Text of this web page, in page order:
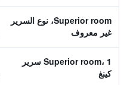
Superior room، نوع السرير
غير معروف
Superior room، 1 سرير
كينغ